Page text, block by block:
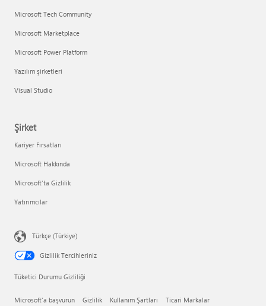
Microsoft Tech Community
Microsoft Marketplace
Microsoft Power Platform
Yazılım şirketleri
Visual Studio
Şirket
Kariyer Fırsatları
Microsoft Hakkında
Microsoft'ta Gizlilik
Yatırımcılar
Türkçe (Türkiye)
Gizlilik Tercihleriniz
Tüketici Durumu Gizliliği
Microsoft'a başvurun Gizlilik Kullanım Şartları Ticari Markalar